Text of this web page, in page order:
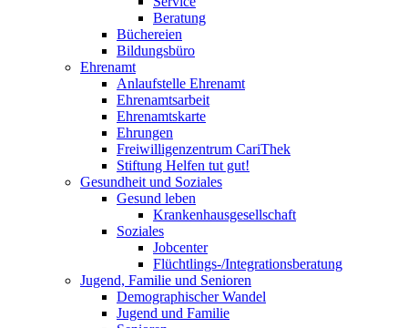
Beratung
Büchereien
Bildungsbüro
Ehrenamt
Anlaufstelle Ehrenamt
Ehrenamtsarbeit
Ehrenamtskarte
Ehrungen
Freiwilligenzentrum CariThek
Stiftung Helfen tut gut!
Gesundheit und Soziales
Gesund leben
Krankenhausgesellschaft
Soziales
Jobcenter
Flüchtlings-/Integrationsberatung
Jugend, Familie und Senioren
Demographischer Wandel
Jugend und Familie